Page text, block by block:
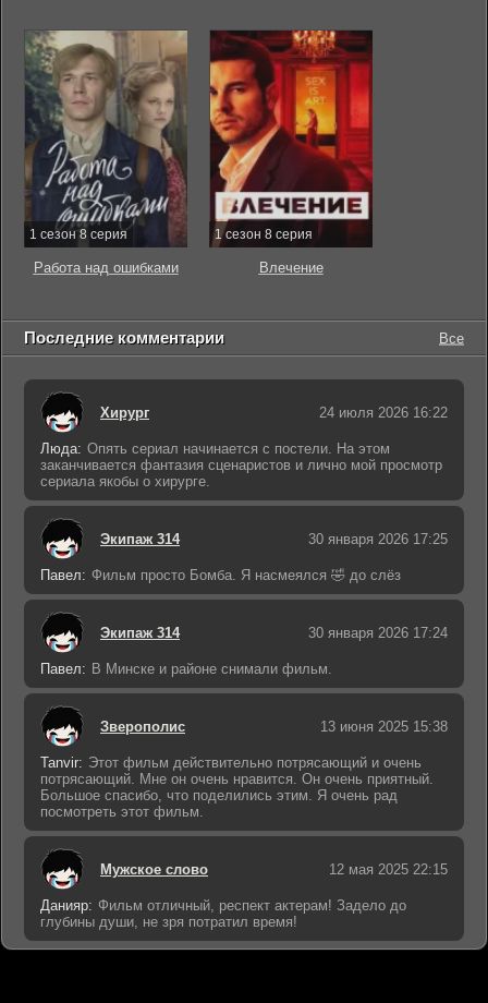
1 сезон 8 серия
Работа над ошибками
1 сезон 8 серия
Влечение
Последние комментарии Все
Хирург 24 июля 2026 16:22
Люда: Опять сериал начинается с постели. На этом
заканчивается фантазия сценаристов и лично мой просмотр
сериала якобы о хирурге.
Экипаж 314 30 января 2026 17:25
Павел: Фильм просто Бомба. Я насмеялся 🤣 до слёз
Экипаж 314 30 января 2026 17:24
Павел: В Минске и районе снимали фильм.
Зверополис 13 июня 2025 15:38
Tanvir: Этот фильм действительно потрясающий и очень
потрясающий. Мне он очень нравится. Он очень приятный.
Большое спасибо, что поделились этим. Я очень рад
посмотреть этот фильм.
Мужское слово 12 мая 2025 22:15
Данияр: Фильм отличный, респект актерам! Задело до
глубины души, не зря потратил время!